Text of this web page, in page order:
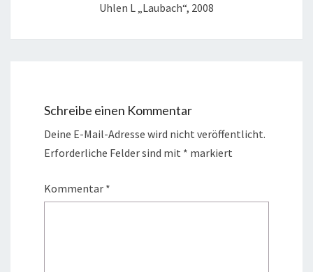
Uhlen L „Laubach“, 2008
Schreibe einen Kommentar
Deine E-Mail-Adresse wird nicht veröffentlicht.
Erforderliche Felder sind mit * markiert
Kommentar *